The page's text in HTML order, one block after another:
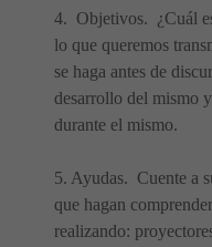
4. Objetivos. ¿Cuál
lo que queremos
se haga antes de
desarrollo del mismo
durante el mismo.
5. Ayudas. Cuente a
que hagan
realizando: